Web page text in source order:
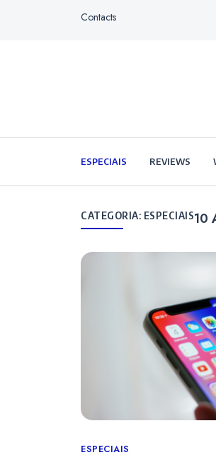
Contacts
ESPECIAIS REVIEWS
CATEGORIA: ESPECIAIS10
Categories
ESPECIAIS